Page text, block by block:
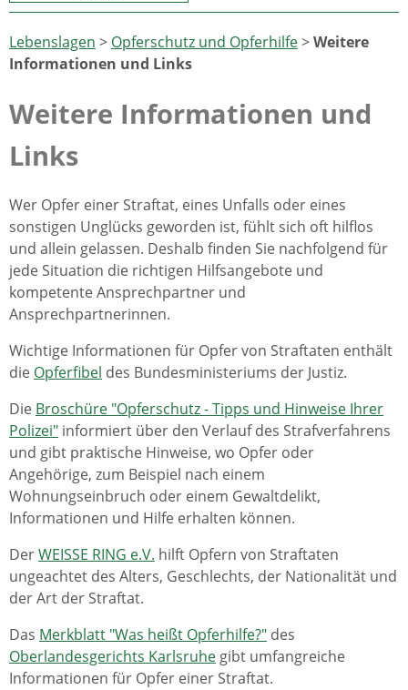
Lebenslagen > Opferschutz und Opferhilfe>Weitere
Informationen und Links
Weitere Informationen und
Links
Wer Opfer einer Straftat, eines Unfalls oder eines
sonstigen Unglücks geworden ist, fühlt sich oft hilflos
und allein gelassen. Deshalb finden Sie nachfolgend für
jede Situation die richtigen Hilfsangebote und
kompetente Ansprechpartner und
Ansprechpartnerinnen.
Wichtige Informationen für Opfer von Straftaten enthält
die Opferfibel des Bundesministeriums der Justiz.
Die Broschüre "Opferschutz - Tipps und Hinweise Ihrer
Polizei" informiert über den Verlauf des Strafverfahrens
und gibt praktische Hinweise, wo Opfer oder
Angehörige, zum Beispiel nach einem
Wohnungseinbruch oder einem Gewaltdelikt,
Informationen und Hilfe erhalten können.
DerWEISSE RING e.V. hilft Opfern von Straftaten
ungeachtet des Alters, Geschlechts, der Nationalität und
der Art der Straftat.
Das Merkblatt "Was heißt Opferhilfe?" des
Oberlandesgerichts Karlsruhe gibt umfangreiche
Informationen für Opfer einer Straftat.